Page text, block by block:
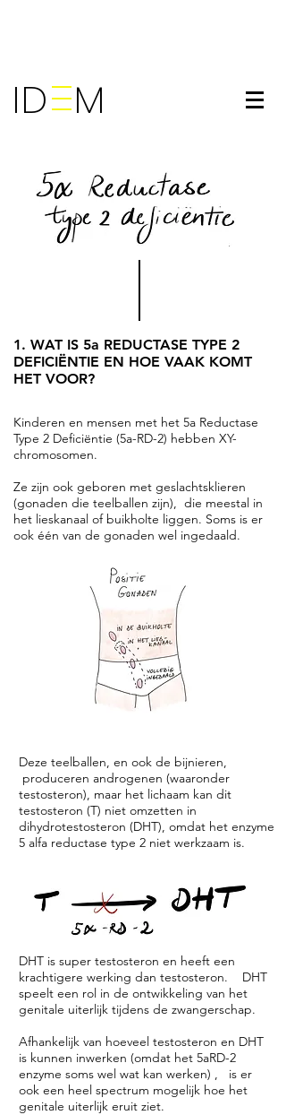
ID M
1. WAT IS 5a REDUCTASE TYPE 2
DEFICIËNTIE EN HOE VAAK KOMT
HET VOOR?
Kinderen en mensen met het 5a Reductase
Type 2 Deficiëntie (5a-RD-2) hebben XY-
chromosomen.
Ze zijn ook geboren met geslachtsklieren
(gonaden die teelballen zijn), die meestal in
het lieskanaal of buikholte liggen. Soms is er
ook één van de gonaden wel ingedaald.
Deze teelballen, en ook de bijnieren,
produceren androgenen (waaronder
testosteron), maar het lichaam kan dit
testosteron (T) niet omzetten in
dihydrotestosteron (DHT), omdat het enzyme
5 alfa reductase type 2 niet werkzaam is.
DHT is super testosteron en heeft een
krachtigere werking dan testosteron. DHT
speelt een rol in de ontwikkeling van het
genitale uiterlijk tijdens de zwangerschap.
Afhankelijk van hoeveel testosteron en DHT
is kunnen inwerken (omdat het 5aRD-2
enzyme soms wel wat kan werken) , is er
ook een heel spectrum mogelijk hoe het
genitale uiterlijk eruit ziet.